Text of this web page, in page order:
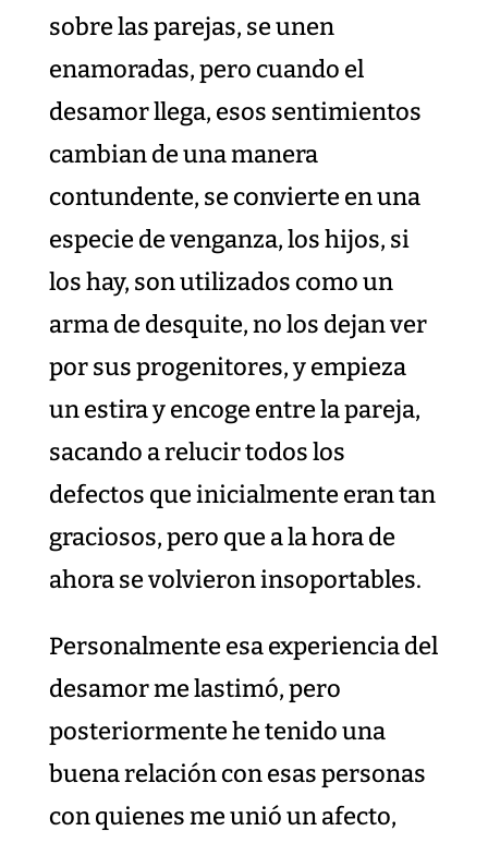
sobre las parejas, se unen
enamoradas, pero cuando el
desamor llega, esos sentimientos
cambian de una manera
contundente, se convierte en una
especie de venganza, los hijos, si
los hay, son utilizados como un
arma de desquite, no los dejan ver
por sus progenitores, y empieza
un estira y encoge entre la pareja,
sacando a relucir todos los
defectos que inicialmente eran tan
graciosos, pero que a la hora de
ahora se volvieron insoportables.
Personalmente esa experiencia del
desamor me lastimó, pero
posteriormente he tenido una
buena relación con esas personas
con quienes me unió un afecto,